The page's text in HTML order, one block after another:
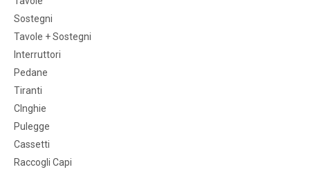
Sostegni
Tavole + Sostegni
Interruttori
Pedane
Tiranti
CInghie
Pulegge
Cassetti
Raccogli Capi